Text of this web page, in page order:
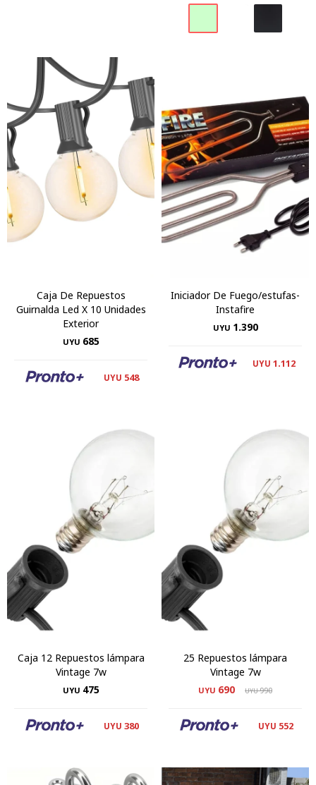
Caja De Repuestos
Guirnalda Led X 10 Unidades
Exterior
UYU 685
UYU 548
Iniciador De Fuego/estufas-
Instafire
UYU 1.390
UYU 1.112
Caja 12 Repuestos lámpara
Vintage 7w
UYU 475
UYU 380
25 Repuestos lámpara
Vintage 7w
UYU 690 UYU990
UYU 552